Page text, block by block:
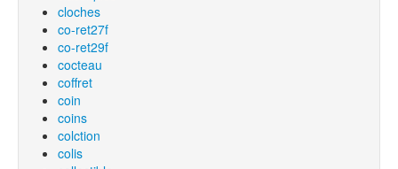
cloches
co-ret27f
co-ret29f
cocteau
coffret
coin
coins
colction
colis